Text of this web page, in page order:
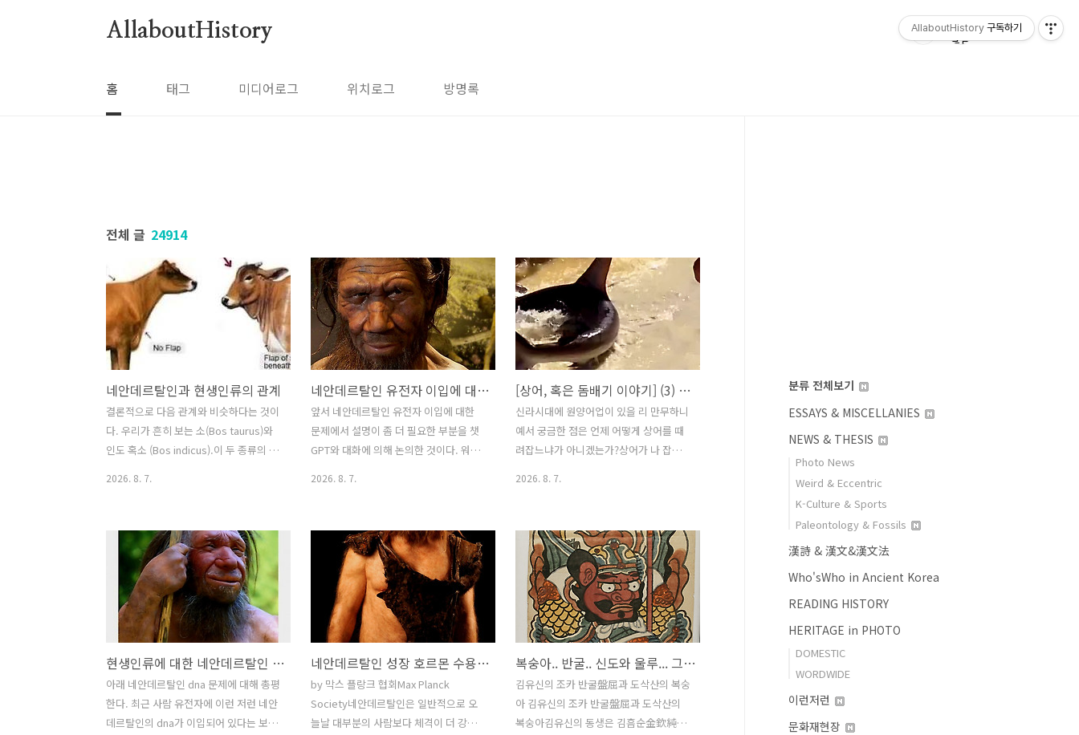
AllaboutHistory
홈 태그 미디어로그 위치로그 방명록
전체 글 24914
네안데르탈인과 현생인류의 관계
결론적으로 다음 관계와 비슷하다는 것이
다. 우리가 흔히 보는 소(Bos taurus)와
인도 혹소 (Bos indicus).이 두 종류의 소
같은 종으로 지금은 보지만, 사람을 감염
시키거나 돼지를 감염시키는 데 있어 서
로 간에 차이점이 관찰된다. 돼지를 감염
시키는 녀석은 사람을 잘 감염시키지 못
한다. 같은 종인 회충이 두개의 서로 다른
종으로 나뉘어 가는 단계에 있다고 요즘
은 본다. 위 사진에는 유전적 차이에도 불
구하고 단일 종이라 했지만, 실제로 유전
적으로도 차이가 거의 없고, 다만 감염시
키는 숙주만 사람과 돼지로 선택적이 된
다. 네안데르탈인과 현생인류의 관계도
2026. 8. 7.
네안데르탈인 유전자 이입에 대한 몇 가지 논의점
앞서 네안데르탈인 유전자 이입에 대한
문제에서 설명이 좀 더 필요한 부분을 챗
GPT와 대화에 의해 논의한 것이다. 워드
안에서 서로 다른 아종인 Bos taurus와
인도 혹소 (Bos indicus).그리고 거의 비
슷한 유전적 특징으로 유전적으로 서로
구분하기 어렵지만 확실히 감염시키는 대
상이 사람과 돼지로 나뉘어져 현재 종이
분리되어 가는 중간 위치에 있다고 보는
사람회충과 돼지회충과 같은 관계라 할
수 있겠다. 현생인류와 네안데르탈인은
결국 지금까지 연구를 보면 동일 종으로
서로 다른 아종이지만, 두 개의 종으로 나
뉘어 가는 단계 중간 어디쯤에 있었다는
2026. 8. 7.
[상어, 혹은 돔배기 이야기] (3) 언제 때려잡는가
신라시대에 원양어업이 있을 리 만무하니
예서 궁금한 점은 언제 어떻게 상어를 때
려잡느냐가 아니겠는가?상어가 나 잡아
이라 해 봐야 무슨 트롤어업만 하겠는가?
그 사냥 방식은 내가 물은 적 없으니 이 의
문은 일단 뒤로 물리고 정연학에 의하면
근간에서 어로 활동은 원리가 같다는데
바로 산란기를 이용한댄다.이는 특히 심
해 어종을 사냥할 때 애용한다는데 물고
기는 대체로 산란을 연안에서 한댄다.상
어는 새끼를 낳지만 이 역시 연안 수온이
따듯할 때 새끼를 깐댄다.상어도 상어 나
름이기는 하지만 대체로 봄부터 여름 사
이(5월~8월) 따뜻한 시기에 출산한다 하
2026. 8. 7.
현생인류에 대한 네안데르탈인 dna의 이입현상
아래 네안데르탈인 dna 문제에 대해 총평
한다. 최근 사람 유전자에 이런 저런 네안
데르탈인의 dna가 이입되어 있다는 보고
네안데르탈인 성장 호르몬 수용체가 현대인의 근육량을 증가케 한다
by 막스 플랑크 협회Max Planck
Society네안데르탈인은 일반적으로 오
늘날 대부분의 사람보다 체격이 더 강했
복숭아.. 반굴.. 신도와 울루... 그리고 금 닭?
김유신의 조카 반굴盤屈과 도삭산의 복숭
아 김유신의 조카 반굴盤屈과 도삭산의
복숭아김유신의 동생은 김흠순金欽純이
분류 전체보기
ESSAYS & MISCELLANIES
NEWS & THESIS
Photo News
Weird & Eccentric
K-Culture & Sports
Paleontology & Fossils
漢詩 & 漢文&漢文法
Who'sWho in Ancient Korea
READING HISTORY
HERITAGE in PHOTO
DOMESTIC
WORDWIDE
이런저런
문화재현장
AllaboutHistory 구독하기